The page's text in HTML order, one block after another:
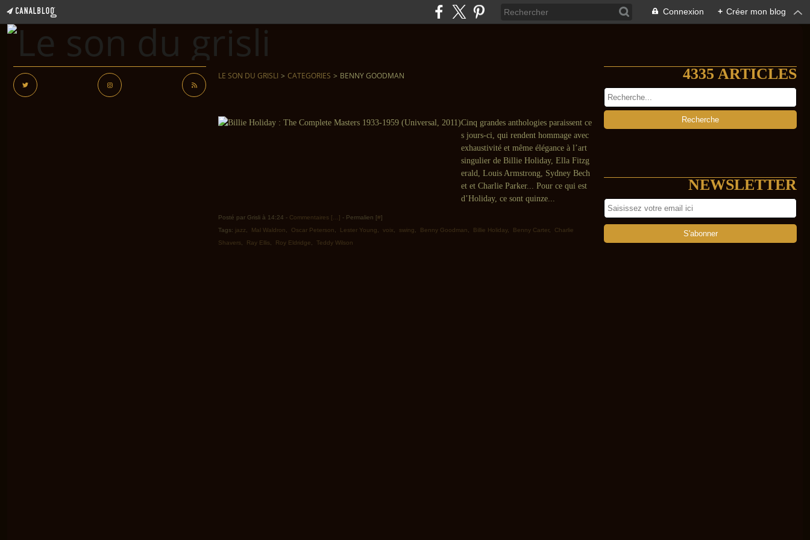
Connexion + Créer mon blog
LE SON DU GRISLI > CATEGORIES > BENNY GOODMAN
Cinq grandes anthologies paraissent ce
s jours-ci, qui rendent hommage avec
exhaustivité et même élégance à l’art
singulier de Billie Holiday, Ella Fitzg
erald, Louis Armstrong, Sydney Bech
et et Charlie Parker... Pour ce qui est
d’Holiday, ce sont quinze...
Posté par Grisli à 14:24 - Commentaires [ ] - Permalien [#]
Tags: jazz Mal Waldron Oscar Peterson Lester Young voix swing Benny Goodman Billie Holiday, Benny Carter, Charlie
Shavers
Ray Ellis Roy Eldridge Teddy Wilson
4335 ARTICLES
NEWSLETTER